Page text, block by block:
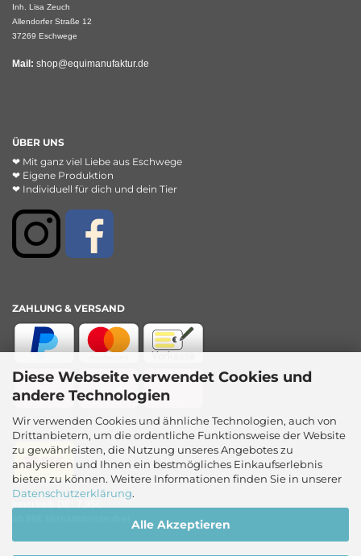
Diese Webseite verwendet Cookies und
andere Technologien
Wir verwenden Cookies und ähnliche Technologien, auch von
Drittanbietern, um die ordentliche Funktionsweise der Website
zu gewährleisten, die Nutzung unseres Angebotes zu
analysieren und Ihnen ein bestmögliches Einkaufserlebnis
bieten zu können. Weitere Informationen finden Sie in unserer
Datenschutzerklärung.
Alle Akzeptieren
Inh. Lisa Zeuch
Allendorfer Straße 12
37269 Eschwege
Mail: shop@equimanufaktur.de
ÜBER UNS
❤︎ Mit ganz viel Liebe aus Eschwege
❤︎ Eigene Produktion
❤︎ Individuell für dich und dein Tier
ZAHLUNG & VERSAND